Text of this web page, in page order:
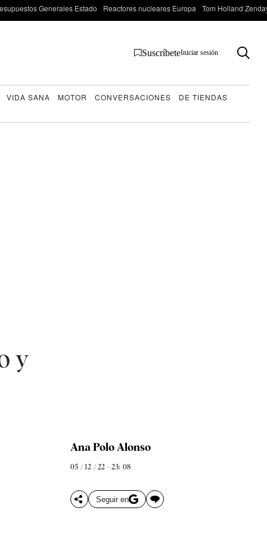
Generales Estado Reactores nucleares Europa Tom Holland
SuscríbeteIniciar sesión
VIDA SANA MOTOR CONVERSACIONES
DE TIENDAS
y
Ana Polo Alonso
05 / 12 / 22 - 23: 08
Seguir en